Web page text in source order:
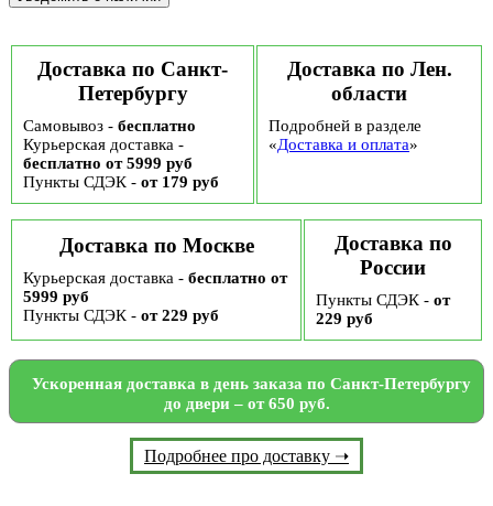
Доставка по Санкт-
Петербургу
Самовывоз - бесплатно
Курьерская доставка -
бесплатно от 5999 руб
Пункты СДЭК - от 179 руб
Доставка по Лен.
области
Подробней в разделе
«Доставка и оплата»
Доставка по Москве
Курьерская доставка - бесплатно от
5999 руб
Пункты СДЭК - от 229 руб
Доставка по
России
Пункты СДЭК - от
229 руб
Ускоренная доставка в день заказа по Санкт-Петербургу
до двери – от 650 руб.
Подробнее про доставку ➝